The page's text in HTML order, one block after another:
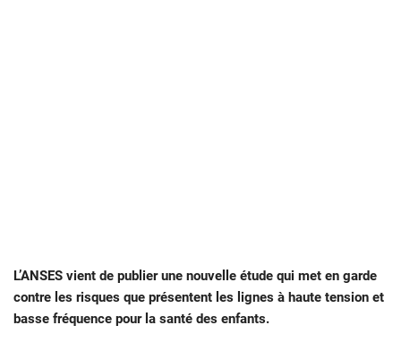
L’ANSES vient de publier une nouvelle étude qui met en garde
contre les risques que présentent les lignes à haute tension et
basse fréquence pour la santé des enfants.